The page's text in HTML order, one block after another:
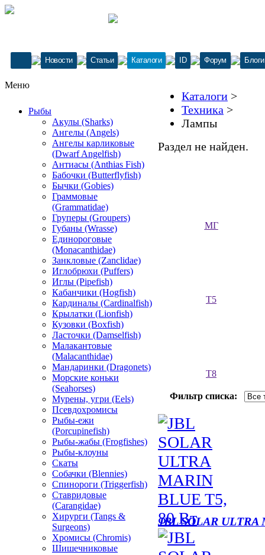
Новости Статьи Каталоги ID Форум Блоги
Меню
Рыбы
Акулы (Sharks)
Ангелы (Angels)
Ангелы карликовые
(Dwarf Angelfish)
Антиасы (Anthias Fish)
Бабочки (Butterflyfish)
Бычки (Gobies)
Граммовые
(Grammatidae)
Груперы (Groupers)
Губаны (Wrasse)
Единороговые
(Monacanthidae)
Занкловые (Zanclidae)
Иглобрюхи (Puffers)
Иглы (Pipefish)
Кабанчики (Hogfish)
Кардиналы (Cardinalfish)
Крылатки (Lionfish)
Кузовки (Boxfish)
Ласточки (Damselfish)
Малакантовые
(Malacanthidae)
Мандаринки (Dragonets)
Морские коньки
(Seahorses)
Мурены, угри (Eels)
Псевдохромисы
Рыбы-ежи
(Porcupinefish)
Рыбы-жабы (Frogfishes)
Рыбы-клоуны
Скаты
Собачки (Blennies)
Спинороги (Triggerfish)
Ставридовые
(Carangidae)
Хирурги (Tangs &
Surgeons)
Хромисы (Chromis)
Шишечниковые
Каталоги >
Техника >
Лампы
Раздел не найден.
МГ
Т5
Т8
Фильтр списка:
JBL SOLAR